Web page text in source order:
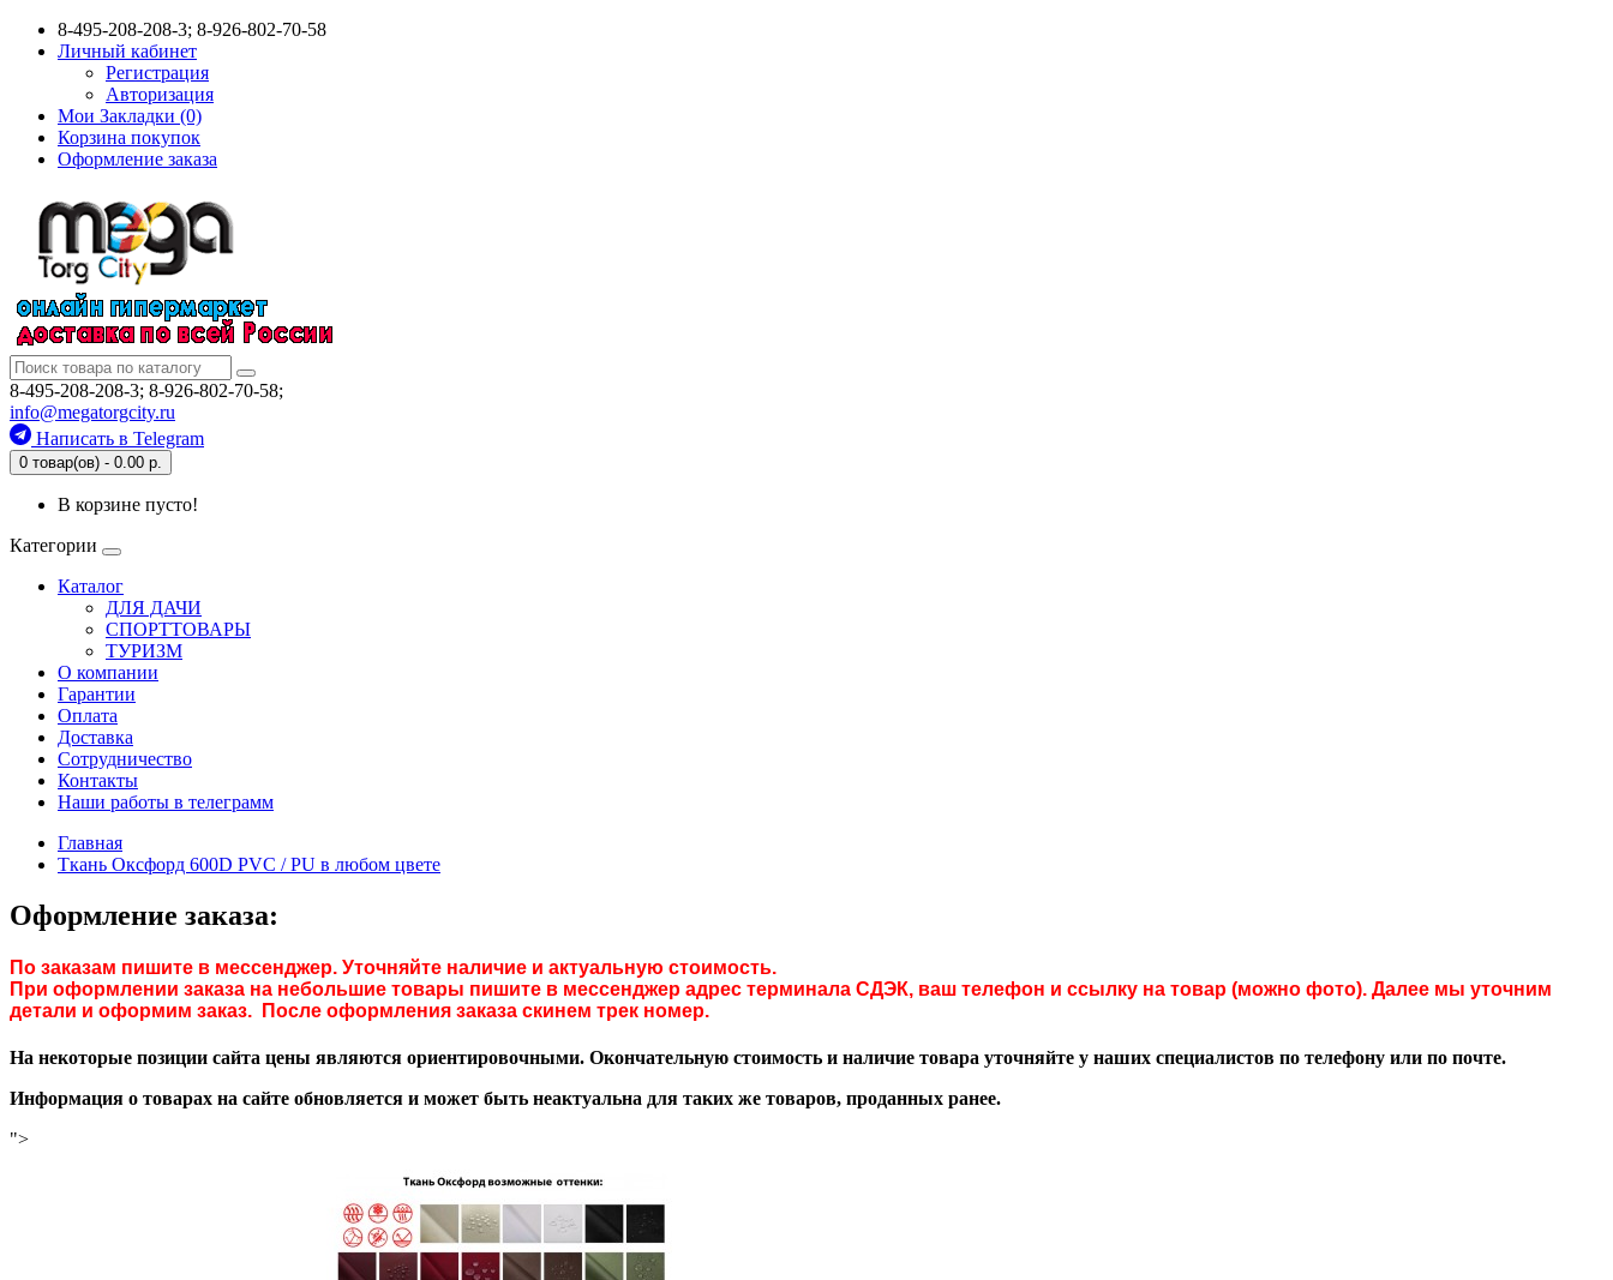
8-495-208-208-3; 8-926-802-70-58
Личный кабинет
Регистрация
Авторизация
Мои Закладки (0)
Корзина покупок
Оформление заказа
8-495-208-208-3; 8-926-802-70-58;
info@megatorgcity.ru
Написать в Telegram
0 товар(ов) - 0.00 р.
В корзине пусто!
Категории
Каталог
ДЛЯ ДАЧИ
СПОРТТОВАРЫ
ТУРИЗМ
О компании
Гарантии
Оплата
Доставка
Сотрудничество
Контакты
Наши работы в телеграмм
Главная
Ткань Оксфорд 600D PVC / PU в любом цвете
Оформление заказа:
По заказам пишите в мессенджер. Уточняйте наличие и актуальную стоимость.
При оформлении заказа на небольшие товары пишите в мессенджер адрес терминала СДЭК, ваш телефон и ссылку на товар (можно фото). Далее мы уточним
детали и оформим заказ. После оформления заказа скинем трек номер.
На некоторые позиции сайта цены являются ориентировочными. Окончательную стоимость и наличие товара уточняйте у наших специалистов по телефону или по почте.
Информация о товарах на сайте обновляется и может быть неактуальна для таких же товаров, проданных ранее.
">